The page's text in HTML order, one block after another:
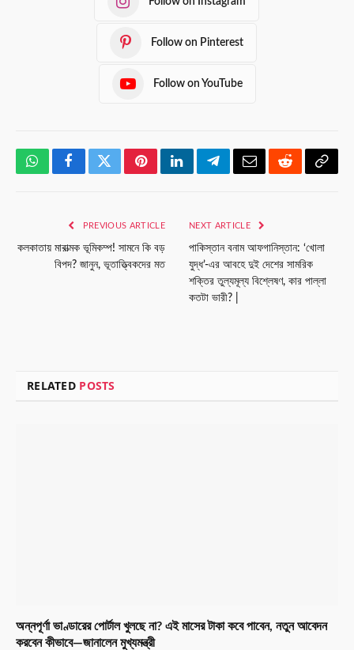
Follow on Pinterest
Follow on YouTube
WhatsAppFacebookTwitterPinterestLinkedInTelegramEmailRedditCopy
PREVIOUS ARTICLE
কলকাতায় মারাত্মক ভূমিকম্প! সামনে কি বড়
বিপদ? জানুন, ভূতাত্ত্বিকদের মত
NEXT ARTICLE
পাকিস্তান বনাম আফগানিস্তান: ‘খোলা
যুদ্ধ’-এর আবহে দুই দেশের সামরিক
শক্তির তুল্যমূল্য বিশ্লেষণ, কার পাল্লা
কতটা ভারী? |
RELATED POSTS
অন্নপূর্ণা ভাণ্ডারের পোর্টাল খুলছে না? এই মাসের টাকা কবে পাবেন, নতুন আবেদন
করবেন কীভাবে—জানালেন মুখ্যমন্ত্রী